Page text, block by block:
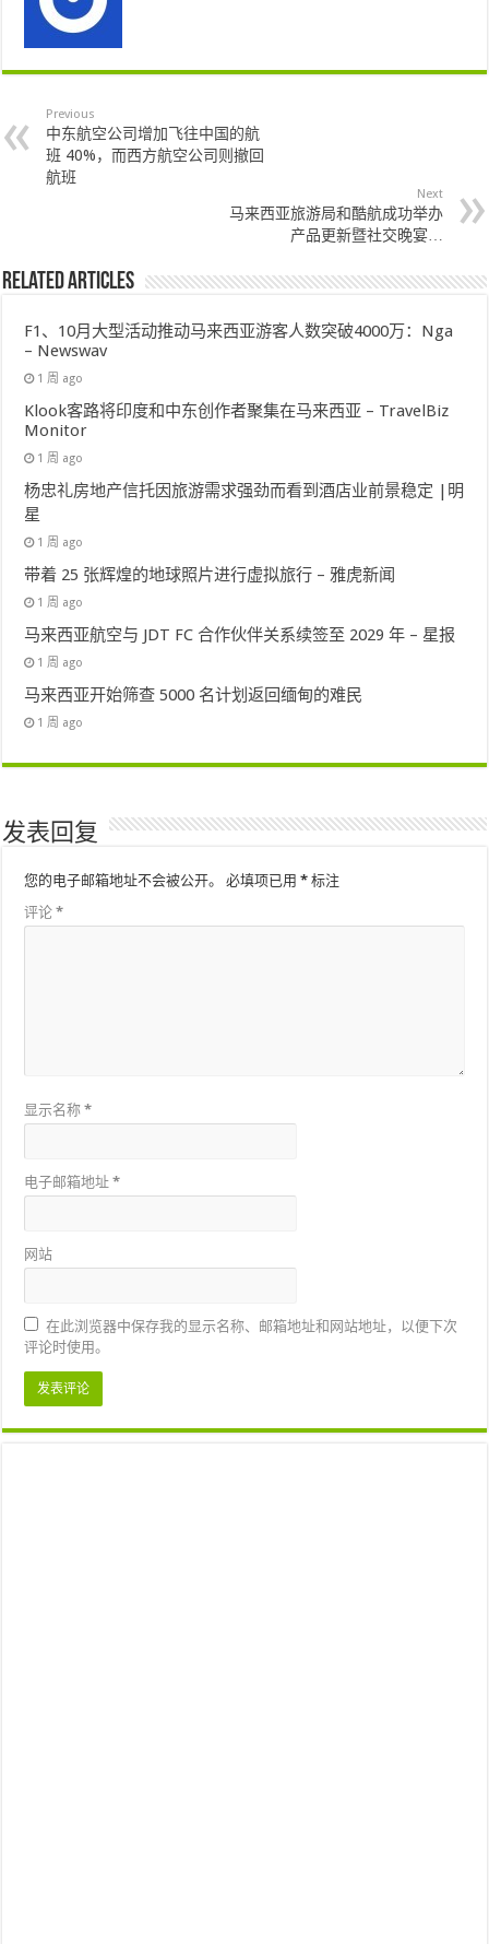
Previous
中东航空公司增加飞往中国的航
班 40%，而西方航空公司则撤回
航班
Next
马来西亚旅游局和酷航成功举办
产品更新暨社交晚宴…
Related Articles
F1、10月大型活动推动马来西亚游客人数突破4000万：Nga
– Newswav
1 周 ago
Klook客路将印度和中东创作者聚集在马来西亚 – TravelBiz
Monitor
1 周 ago
杨忠礼房地产信托因旅游需求强劲而看到酒店业前景稳定 |明
星
1 周 ago
带着 25 张辉煌的地球照片进行虚拟旅行 – 雅虎新闻
1 周 ago
马来西亚航空与 JDT FC 合作伙伴关系续签至 2029 年 – 星报
1 周 ago
马来西亚开始筛查 5000 名计划返回缅甸的难民
1 周 ago
发表回复
您的电子邮箱地址不会被公开。 必填项已用* 标注
评论*
显示名称*
电子邮箱地址*
网站
在此浏览器中保存我的显示名称、邮箱地址和网站地址，以便下次
评论时使用。